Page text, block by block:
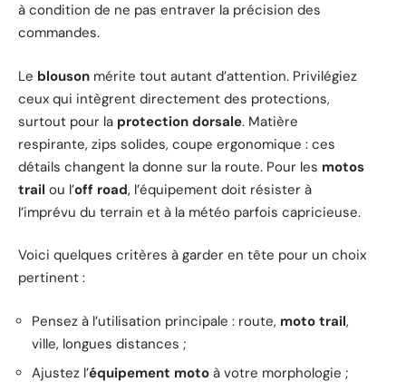
à condition de ne pas entraver la précision des
commandes.
Le blouson mérite tout autant d’attention. Privilégiez
ceux qui intègrent directement des protections,
surtout pour la protection dorsale. Matière
respirante, zips solides, coupe ergonomique : ces
détails changent la donne sur la route. Pour les motos
trail ou l’off road, l’équipement doit résister à
l’imprévu du terrain et à la météo parfois capricieuse.
Voici quelques critères à garder en tête pour un choix
pertinent :
Pensez à l’utilisation principale : route, moto trail,
ville, longues distances ;
Ajustez l’équipement moto à votre morphologie ;